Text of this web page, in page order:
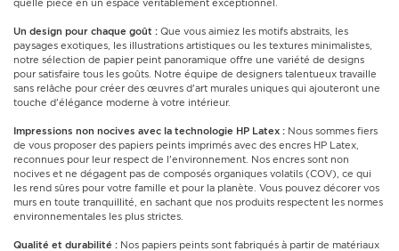
Un design pour chaque goût : Que vous aimiez les motifs abstraits, les
paysages exotiques, les illustrations artistiques ou les textures minimalistes,
notre sélection de papier peint panoramique offre une variété de designs
pour satisfaire tous les goûts. Notre équipe de designers talentueux travaille
sans relâche pour créer des œuvres d'art murales uniques qui ajouteront une
touche d'élégance moderne à votre intérieur.
Impressions non nocives avec la technologie HP Latex : Nous sommes fiers
de vous proposer des papiers peints imprimés avec des encres HP Latex,
reconnues pour leur respect de l'environnement. Nos encres sont non
nocives et ne dégagent pas de composés organiques volatils (COV), ce qui
les rend sûres pour votre famille et pour la planète. Vous pouvez décorer vos
murs en toute tranquillité, en sachant que nos produits respectent les normes
environnementales les plus strictes.
Qualité et durabilité : Nos papiers peints sont fabriqués à partir de matériaux